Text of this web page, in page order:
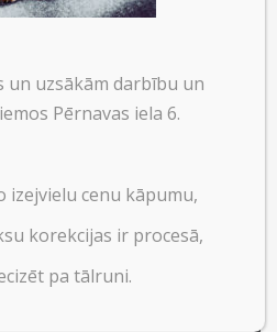
un uzsākām darbību un
Pērnavas iela 6.
izejvielu cenu kāpumu,
korekcijas ir procesā,
pa tālruni.